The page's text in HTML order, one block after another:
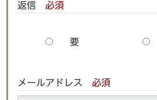
返信 必須
要
メールアドレス 必須